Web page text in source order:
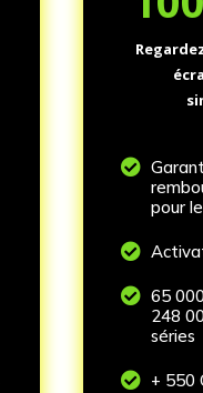

pour

 65
248
séries
 + 550